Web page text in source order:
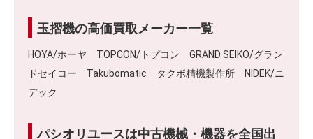
玉摺機の高価買取メーカー一覧
HOYA/ホーヤ TOPCON/トプコン GRAND SEIKO/グラン
ドセイコー Takubomatic タクボ精機製作所 NIDEK/ニ
デック
パシオリユースは中古機械・機器を全国出